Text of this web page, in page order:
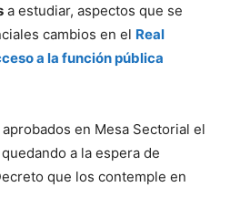
a estudiar, aspectos que se
cambios en el Real
a la función pública
en Mesa Sectorial el
a la espera de
que los contemple en